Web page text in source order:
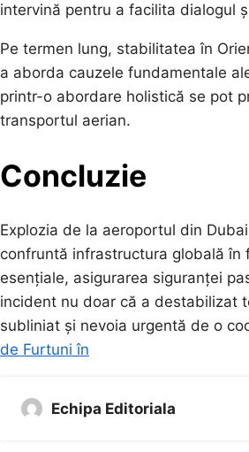
intervină pentru a facilita dialogul
Pe termen lung, stabilitatea în
a aborda cauzele fundamentale
printr-o abordare holistică se pot
transportul aerian.
Concluzie
Explozia de la aeroportul din
confruntă infrastructura globală
esențiale, asigurarea siguranței
incident nu doar că a destabilizat
subliniat și nevoia urgentă de o
de Furtuni în
Echipa Editoriala